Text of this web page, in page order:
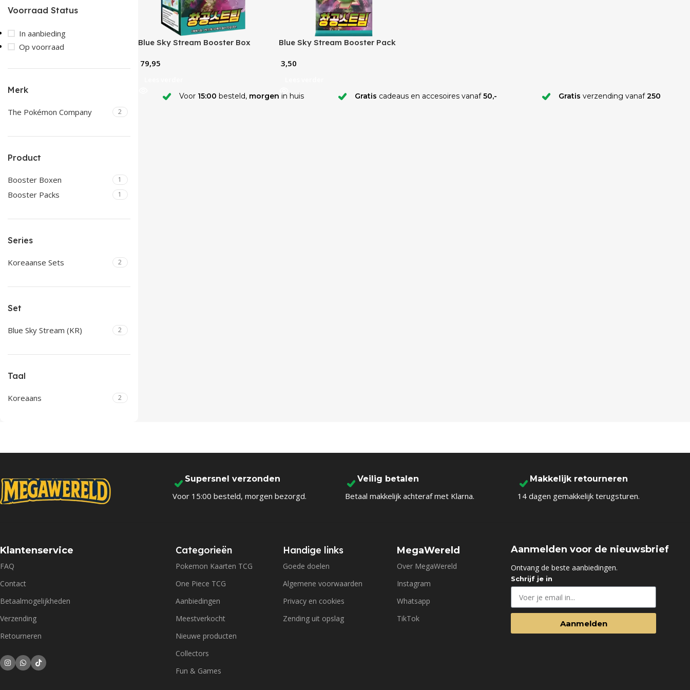
Voorraad Status
In aanbieding
Op voorraad
Merk
The Pokémon Company 2
Product
Booster Boxen 1
Booster Packs 1
Series
Koreaanse Sets 2
Set
Blue Sky Stream (KR) 2
Taal
Koreaans 2
Blue Sky Stream Booster Box
79,95
Blue Sky Stream Booster Pack
3,50
Voor 15:00 besteld, morgen in huis Gratis cadeaus en accesoires vanaf50,- Gratis verzending vanaf250
Supersnel verzonden
Voor 15:00 besteld, morgen bezorgd.
Veilig betalen
Betaal makkelijk achteraf met Klarna.
Makkelijk retourneren
14 dagen gemakkelijk terugsturen.
Klantenservice
FAQ
Contact
Betaalmogelijkheden
Verzending
Retourneren
Categorieën
Pokemon Kaarten TCG
One Piece TCG
Aanbiedingen
Meestverkocht
Nieuwe producten
Collectors
Fun & Games
Handige links
Goede doelen
Algemene voorwaarden
Privacy en cookies
Zending uit opslag
MegaWereld
Over MegaWereld
Instagram
Whatsapp
TikTok
Aanmelden voor de nieuwsbrief
Ontvang de beste aanbiedingen.
Schrijf je in
Aanmelden